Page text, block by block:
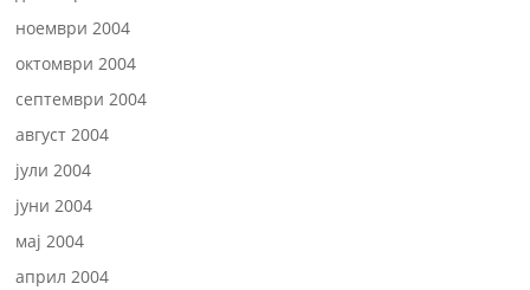
ноември 2004
октомври 2004
септември 2004
август 2004
јули 2004
јуни 2004
мај 2004
април 2004